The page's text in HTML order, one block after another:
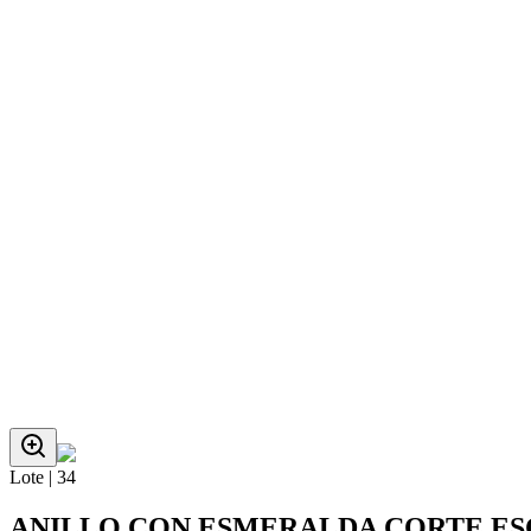
Lote | 34